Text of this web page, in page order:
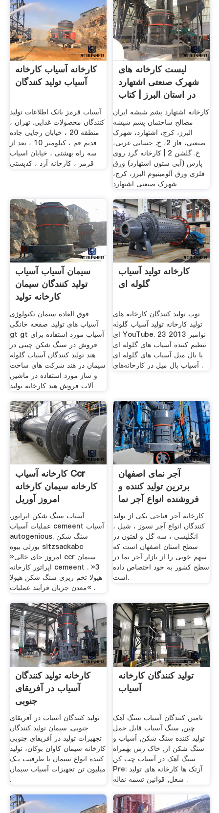
کارخانه آسیاب کارخانه
آسیاب تولید کنندگان
آسیاب قرمز بانک اطلاعات تولید
کنندگان محصولات غذایی. تهران ،
منطقه 20 ، خیابان رجایی جاده
قدیم قم ، کیلومتر 10 ، بعد از
سه راه بهشتی ، خیابان اسیاب
قرمز ، کارخانه آرد ، کدپستی
لیست کارخانه های
شهرک صنعتی اشتهارد
در استان البرز | کتاب
اول
کارخانه اشتهارد پشم شیشه ایران
مصالح ساختمان پشم شیشه
البرز، کرج، اشتهارد، شهرک
صنعتی، فاز 2، خ. حسابی غربی،
خ. گلشن 2 | کارخانه گرد روی
پارس (آبی ستون اشتهارد) ورق
فلزی ورق آلومینیوم البرز، کرج،
شهرک صنعتی اشتهارد
سیمان آسیاب آسیاب
تولید کنندگان سیمان
کارخانه تولید
فوق العاده سیمان تکنولوژی
آسیاب های تولید. صفحه خانگی
gt gt آسیاب مورد استفاده برای
فروش در سنگ شکن چینی در
هند تولید کنندگان آسیاب گلوله
سیمان در هند شرکت های ساخت
و ساز مورد استفاده در ماشین
آلات فروش هند کارخانه تولید
کارخانه تولید آسیاب
گلوله ای
توپ تولید کنندگان کارخانه های
تولید ‫کارخانه تولید آسیاب گلوله
ای‬‎ YouTube. 23 نوامبر 2013
تنظیم کننده آسیاب های گلوله ای
یا بال میل آسیاب های گلوله ای
آسیاب بال میل در کارخانه‌های .
کارخانه آسیاب Ccr
کارخانه سیمان کارخانه
امروز آوریل
آسیاب سنگ شکن اپراتور.
عملیات آسیاب cemeent آسیاب
autogenious. سنگ شکن
بورلی بیوه sitzsackabc
»امروز جای خالی ccr سیمان
اپراتور کارخانه cemeent . »3
هیولا تخم ریزی سنگ شکن هیولا
»معدن جریان فرآیند عملیات .
آجر نمای اصفهان
برترین تولید کننده و
فروشنده انواع آجر نما
کارخانه آجر فتاحی یکی از تولید
کنندگان انواع آجر نسوز ، شیل ،
انگلیسی ، سه گل و لفتون در
سطح استان اصفهان است که
سهم خوبی را از بازار آجر نما در
سطح کشور به خود اختصاص داده
است.
کارخانه تولید کنندگان
آسیاب در آفریقای
جنوبی
تولید کنندگان آسیاب در آفریقای
جنوبی. سیمان تولید کنندگان
تجهیزات تولید در آفریقای جنوبی
کارخانه سیمان کاوان بوکان، تولید
کننده انواع سیمان با ظرفیت یـک
میلیون تن تجهیزات آسیاب سیمان
.
تولید کنندگان کارخانه
آسیاب
تامین کنندگان آسیاب سنگ آهک
چین, سنگ آسیاب قابل حمل
تولید کننده سنگ شکن, آسیاب و
سنگ شکن از, خاک رس بهمراه
سنگ آهک در آسیاب چت کن
Pre: آزتک ها کارخانه های تولید
شغل, قوانین تسمه نقاله .